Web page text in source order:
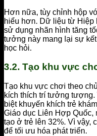
Hơn nữa, tùy chỉnh hộp
hiểu hơn. Dữ liệu từ Hiệp
sử dụng nhãn hình tăng
tưởng này mang lại sự
học hỏi.
3.2. Tạo khu vực
Tạo khu vực chơi theo
kích thích trí tưởng
biệt khuyến khích trẻ
Giáo dục Liên Hợp
tạo ở trẻ lên 32%. Vì vậy,
để tối ưu hóa phát triển.